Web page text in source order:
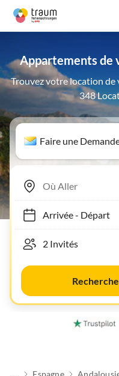
Appartements de
Trouvez votre location de
348
Faire une
Arrivée- Départ